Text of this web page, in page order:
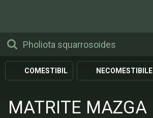
COMESTIBIL NECOMESTIBILE
MATRITE MAZGA